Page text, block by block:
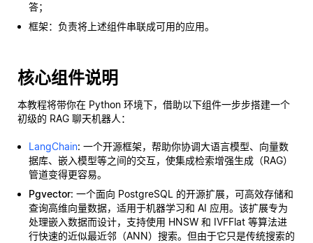
答；
框架：负责将上述组件串联成可用的应用。
核心组件说明
本教程将带你在 Python 环境下，借助以下组件一步步搭建一个
初级的 RAG 聊天机器人：
LangChain: 一个开源框架，帮助你协调大语言模型、向量数
据库、嵌入模型等之间的交互，使集成检索增强生成（RAG）
管道变得更容易。
Pgvector: 一个面向 PostgreSQL 的开源扩展，可高效存储和
查询高维向量数据，适用于机器学习和 AI 应用。该扩展专为
处理嵌入数据而设计，支持使用 HNSW 和 IVFFlat 等算法进
行快速的近似最近邻（ANN）搜索。但由于它只是传统搜索的